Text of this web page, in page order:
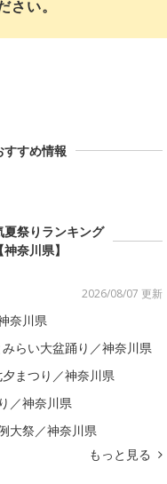
い。
すすめ情報
夏祭りランキング
【神奈川県】
2026/08/07 更新
奈川県
らい大盆踊り／神奈川県
まつり／神奈川県
／神奈川県
大祭／神奈川県
もっと見る